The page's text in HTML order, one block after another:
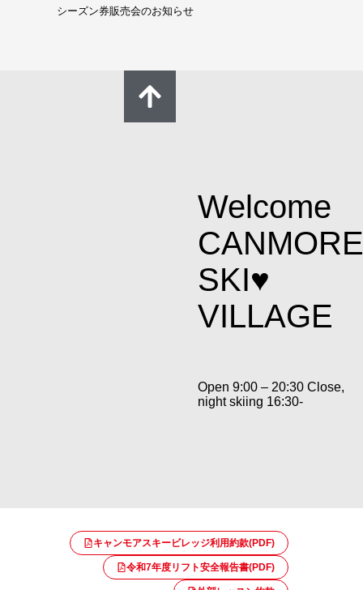
シーズン券販売会のお知らせ
Welcome
CANMORE
SKI♥
VILLAGE
Open 9:00 – 20:30 Close,
night skiing 16:30-
キャンモアスキービレッジ利用約款(PDF)
令和7年度リフト安全報告書(PDF)